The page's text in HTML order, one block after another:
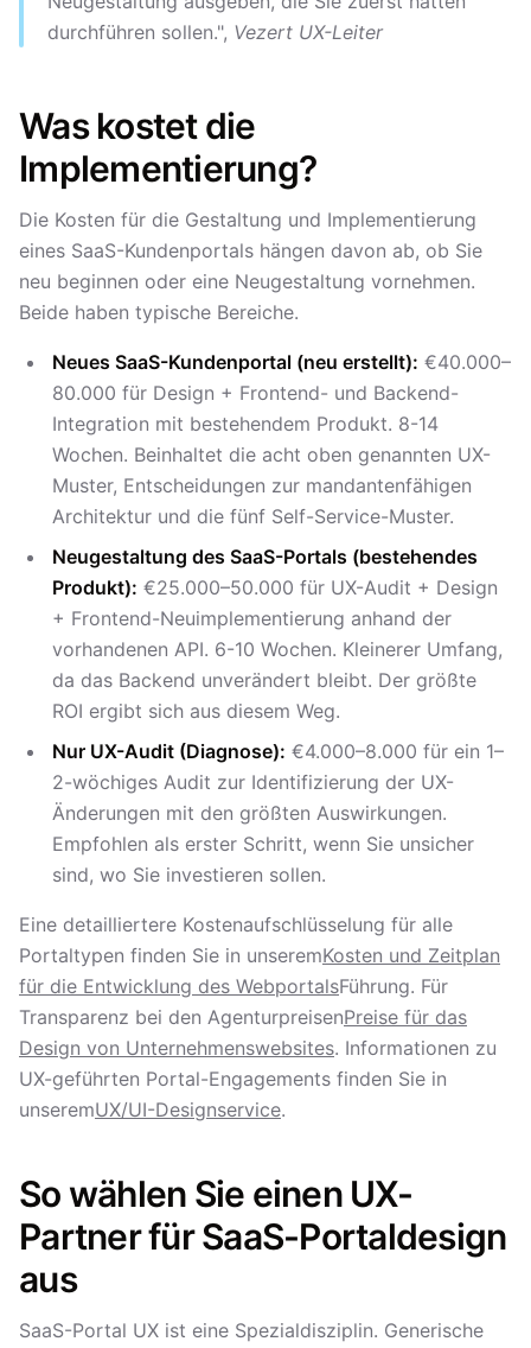
durchführen sollen.", Vezert UX-Leiter
Was kostet die
Implementierung?
Die Kosten für die Gestaltung und Implementierung
eines SaaS-Kundenportals hängen davon ab, ob Sie
neu beginnen oder eine Neugestaltung vornehmen.
Beide haben typische Bereiche.
Neues SaaS-Kundenportal (neu erstellt): €40.000–
80.000 für Design + Frontend- und Backend-
Integration mit bestehendem Produkt. 8-14
Wochen. Beinhaltet die acht oben genannten UX-
Muster, Entscheidungen zur mandantenfähigen
Architektur und die fünf Self-Service-Muster.
Neugestaltung des SaaS-Portals (bestehendes
Produkt): €25.000–50.000 für UX-Audit + Design
+ Frontend-Neuimplementierung anhand der
vorhandenen API. 6-10 Wochen. Kleinerer Umfang,
da das Backend unverändert bleibt. Der größte
ROI ergibt sich aus diesem Weg.
Nur UX-Audit (Diagnose): €4.000–8.000 für ein 1–
2-wöchiges Audit zur Identifizierung der UX-
Änderungen mit den größten Auswirkungen.
Empfohlen als erster Schritt, wenn Sie unsicher
sind, wo Sie investieren sollen.
Eine detailliertere Kostenaufschlüsselung für alle
Portaltypen finden Sie in unseremKosten und Zeitplan
für die Entwicklung des WebportalsFührung. Für
Transparenz bei den AgenturpreisenPreise für das
Design von Unternehmenswebsites. Informationen zu
UX-geführten Portal-Engagements finden Sie in
unseremUX/UI-Designservice.
So wählen Sie einen UX-
Partner für SaaS-Portaldesign
aus
SaaS-Portal UX ist eine Spezialdisziplin. Generische